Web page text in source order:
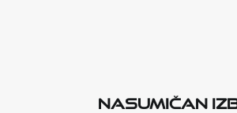
Nasumičan